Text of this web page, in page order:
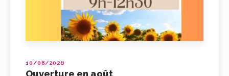
10/08/2026